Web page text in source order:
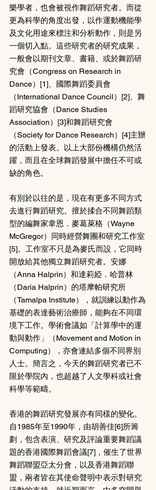
樂學者，也會被視作舞蹈研究者。而從
更為科學的角度出發，以作運動機能學
及文化用途來標注和分析動作，則是另
一個切入點。這些研究者的研究成果，
一般會以期刊文章、書籍、或於舞蹈研
究會（Congress on Research in
Dance）[1]、國際舞蹈委員會
（International Dance Council）[2]、舞
蹈研究協會（Dance Studies
Association）[3]和舞蹈研究會
（Society for Dance Research）[4]主辦
的活動上發表。以上大部份機構仍然活
躍，而且在全球舞蹈發展中擔任不可或
缺的角色。
有別於以往的是，現在有更多不同方式
去進行舞蹈研究。擅於揉合不同舞蹈類
型的編舞家韋恩．麥葛萊格（Wayne
McGregor）同時經營舞團和研究工作室
[5]。工作室不只是為麥氏而設，它同時
開放給其他獨立舞蹈研究者。安娜
（Anna Halprin）和達莉婭．哈普林
（Daria Halprin）的塔摩帕研究所
（Tamalpa Institute），就訓練以動作為
基礎的表達藝術治療師，能夠在不同環
境下工作。學術會議如「計算學中的運
動與動作」（Movement and Motion in
Computing），亦會連結多個不同界別
人士。簡言之，今天的舞蹈研究者已不
限於學院內，也超越了人文學科或社會
科學等範疇。
香港的舞蹈研究發展亦有同樣的變化。
自1985年至1990年，由胡善佳[6]所籌
劃，包含表演、研究及評論重要舞蹈議
題的香港國際舞蹈會議[7]，催生了世界
舞蹈聯盟亞太分會，以及香港舞蹈聯
盟，兩者皆在其使命聲明中表示對研究